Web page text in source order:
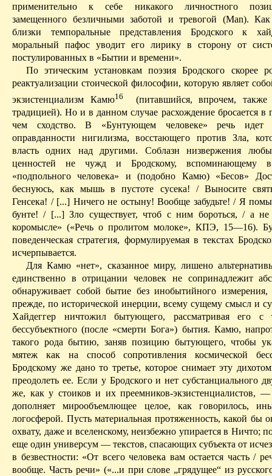
применительно к себе никакого личностного
замещенного безличными заботой и тревогой (Man).
близки темпоральныепредставления Бродского к
моральный пафос уводит его лирику в сторону от
постулированных в «Бытии и времени».
По этическим установкам поэзия Бродского скорее
реактуализации стоической философии, которую являет
экзистенциализм Камю16
(питавшийся, впрочем, также
традицией). Но и в данном случае расхождение бросается в
чем сходство. В «Бунтующем человеке» речь идет
оправданности нигилизма, восстающего против Зла,
власть одних над другими. Соблазн низвержения
ценностей не чужд и Бродскому, вспоминающему
«подпольного человека» и (подобно Камю) «Бесов»
беснуюсь, как мышь в пустоте сусека! / Выносите
Генсека! / [...] Ничего не остыну! Вообще забудьте! / Я
бунте! / [...] Зло существует, чтоб с ним бороться, / а не
коромысле» («Речь о пролитом молоке», КПЭ, 15—16).
поведенческая стратегия, формулируемая в текстах
исчерпывается.
Для Камю «нет», сказанное миру, лишено
единствен­но в отрицании человек не сопринадлежит
обнаруживает собой бытие без инобытийного измерения,
прежде, по исторической инерции, всему сущему смысл и
Хайдеггер ничтожилбытующего, рассматривая его с
бессубъектного (после «смерти Бога») бытия. Камю,
такого рода бытию, заняв позицию бытующего, чтобы
мятеж как на способ сопротивления космической
Бродскому же дано то третье, которое снимает эту
преодолеть ее. Если у Бродского и нет субстанциального
же, как у стоиков и их преемников-экзистенциалистов,
дополняетмирообъемлющее целое, как говорилось,
логосферой. Пусть материальная протяженность, какой бы
охвату, даже и вселенскому, неизбежно упирается в Ничто;
еще один универсум — текстов, спасающих субъекта от
в безвестности: «От всего человека вам остается часть /
вообще. Часть речи» («...и при слове „грядущее“ из